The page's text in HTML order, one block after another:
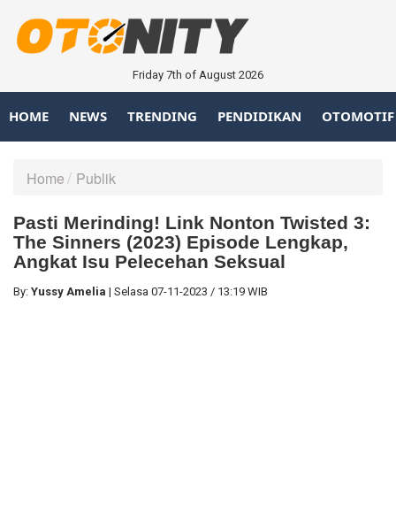
Friday 7th of August 2026
HOME NEWS TRENDING PENDIDIKAN OTOMOTIF
Home Publik
Pasti Merinding! Link Nonton Twisted 3:
The Sinners (2023) Episode Lengkap,
Angkat Isu Pelecehan Seksual
By: Yussy Amelia | Selasa 07-11-2023 / 13:19 WIB